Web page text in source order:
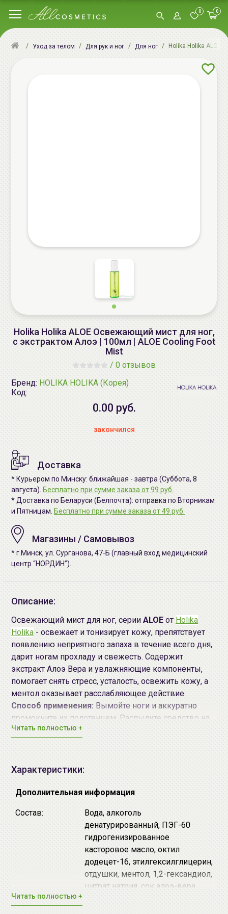
0 0
Уход за телом Для рук и ног Для ног Holika Holika ALOE
Holika Holika ALOE Освежающий мист для ног,
с экстрактом Алоэ | 100мл | ALOE Cooling Foot
Mist
/ 0 отзывов
Бренд: HOLIKA HOLIKA (Корея)
Код:
0.00 руб.
закончился
Доставка
* Курьером по Минску: ближайшая - завтра (Суббота, 8
августа). Бесплатно при сумме заказа от 99 руб.
* Доставка по Беларуси (Белпочта): отправка по Вторникам
и Пятницам. Бесплатно при сумме заказа от 49 руб.
Магазины / Самовывоз
* г.Минск, ул. Сурганова, 47-Б (главный вход медицинский
центр “НОРДИН”).
Описание:
Освежающий мист для ног, серии ALOE от Holika
Holika - освежает и тонизирует кожу, препятствует
появлению неприятного запаха в течение всего дня,
дарит ногам прохладу и свежесть. Содержит
экстракт Алоэ Вера и увлажняющие компоненты,
помогает снять стресс, усталость, освежить кожу, а
ментол оказывает расслабляющее действие.
Способ применения: Вымойте ноги и аккуратно
промокните их полотенцем. Распылите средство на
стопу 1-2 раза с расстояния 20см. Дождитесь
Наибольшего эффекта можно достичь используя
серииALOEотHolika Holika.
Читать полностью +
Характеристики:
Дополнительная информация
Состав:
Вода, алкоголь
денатурированный, ПЭГ-60
гидрогенизированное
касторовое масло, октил
додецет-16, этилгексилглицерин,
отдушки, ментол, 1,2-гександиол,
цитрат натрия, сок алоэ-вера,
Читать полностью +